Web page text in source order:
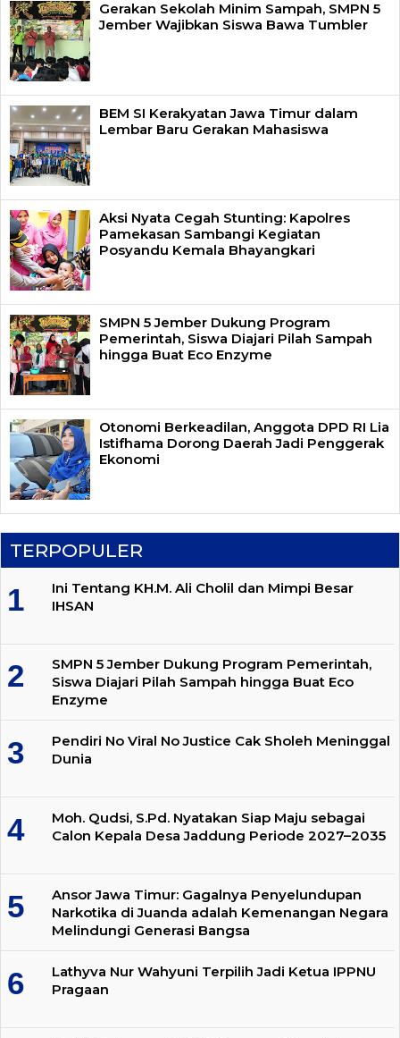
Gerakan Sekolah Minim Sampah, SMPN 5
Jember Wajibkan Siswa Bawa Tumbler
BEM SI Kerakyatan Jawa Timur dalam
Lembar Baru Gerakan Mahasiswa
Aksi Nyata Cegah Stunting: Kapolres
Pamekasan Sambangi Kegiatan
Posyandu Kemala Bhayangkari
SMPN 5 Jember Dukung Program
Pemerintah, Siswa Diajari Pilah Sampah
hingga Buat Eco Enzyme
Otonomi Berkeadilan, Anggota DPD RI Lia
Istifhama Dorong Daerah Jadi Penggerak
Ekonomi
TERPOPULER
Ini Tentang KH.M. Ali Cholil dan Mimpi Besar
IHSAN
SMPN 5 Jember Dukung Program Pemerintah,
Siswa Diajari Pilah Sampah hingga Buat Eco
Enzyme
Pendiri No Viral No Justice Cak Sholeh Meninggal
Dunia
Moh. Qudsi, S.Pd. Nyatakan Siap Maju sebagai
Calon Kepala Desa Jaddung Periode 2027–2035
Ansor Jawa Timur: Gagalnya Penyelundupan
Narkotika di Juanda adalah Kemenangan Negara
Melindungi Generasi Bangsa
Lathyva Nur Wahyuni Terpilih Jadi Ketua IPPNU
Pragaan